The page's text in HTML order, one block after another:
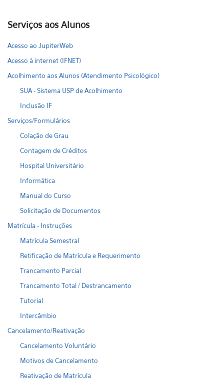
Serviços aos Alunos
Acesso ao JupiterWeb
Acesso à internet (IFNET)
Acolhimento aos Alunos (Atendimento Psicológico)
SUA - Sistema USP de Acolhimento
Inclusão IF
Serviços/Formulários
Colação de Grau
Contagem de Créditos
Hospital Universitário
Informática
Manual do Curso
Solicitação de Documentos
Matrícula - Instruções
Matrícula Semestral
Retificação de Matrícula e Requerimento
Trancamento Parcial
Trancamento Total / Destrancamento
Tutorial
Intercâmbio
Cancelamento/Reativação
Cancelamento Voluntário
Motivos de Cancelamento
Reativação de Matrícula